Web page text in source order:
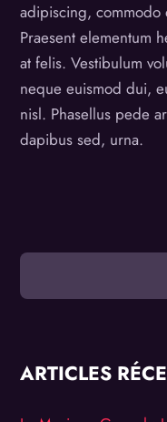
adipiscing, commodo
Praesent elementum
at felis. Vestibulum
neque euismod dui,
nisl. Phasellus pede
dapibus sed, urna.
ARTICLES